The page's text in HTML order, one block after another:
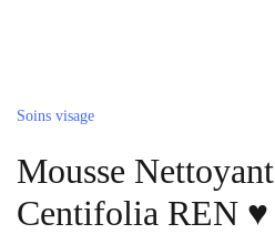
Soins visage
Mousse
Centifolia REN ♥